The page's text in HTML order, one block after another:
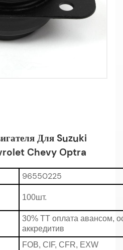
Для Suzuki
Chevy Optra
96550225
100шт.
30% TT оплата авансом,
аккредитив
FOB, CIF, CFR, EXW